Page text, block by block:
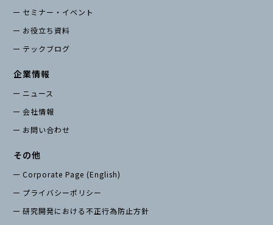
セミナー・イベント
お役立ち資料
テックブログ
企業情報
ニュース
会社情報
お問い合わせ
その他
Corporate Page (English)
プライバシーポリシー
研究開発における不正行為防止方針